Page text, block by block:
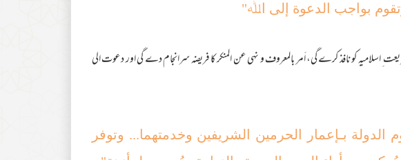
بواجب الدعوة إلی اﷲ"
کو نافذ کرے گی، اَمر بالمعروف و نہی عن المنکر کا فریضہ سرانجام دے گی اور دعوت الی
الدولة بـإعمار الحرمین الشریفین وخدمتھما... وتوفر